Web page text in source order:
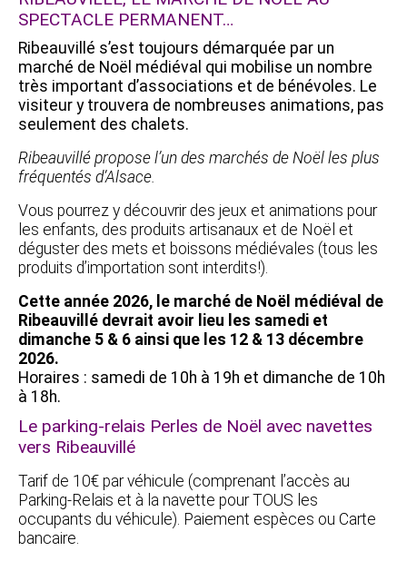
SPECTACLE PERMANENT…
Ribeauvillé s’est toujours démarquée par un
marché de Noël médiéval qui mobilise un nombre
très important d’associations et de bénévoles. Le
visiteur y trouvera de nombreuses animations, pas
seulement des chalets.
Ribeauvillé propose l’un des marchés de Noël les plus
fréquentés d’Alsace.
Vous pourrez y découvrir des jeux et animations pour
les enfants, des produits artisanaux et de Noël et
déguster des mets et boissons médiévales (tous les
produits d’importation sont interdits!).
Cette année 2026, le marché de Noël médiéval de
Ribeauvillé devrait avoir lieu les samedi et
dimanche 5 & 6 ainsi que les 12 & 13 décembre
2026.
Horaires : samedi de 10h à 19h et dimanche de 10h
à 18h.
Le parking-relais Perles de Noël avec navettes
vers Ribeauvillé
Tarif de 10€ par véhicule (comprenant l’accès au
Parking-Relais et à la navette pour TOUS les
occupants du véhicule). Paiement espèces ou Carte
bancaire.